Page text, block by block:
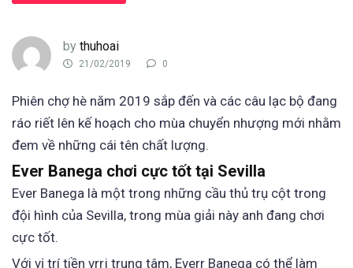
by thuhoai
21/02/2019 0
Phiên chợ hè năm 2019 sắp đến và các câu lạc bộ đang
ráo riết lên kế hoạch cho mùa chuyển nhượng mới nhằm
đem về những cái tên chất lượng.
Ever Banega chơi cực tốt tại Sevilla
Ever Banega là một trong những cầu thủ trụ cột trong
đội hình của Sevilla, trong mùa giải này anh đang chơi
cực tốt.
Với vị trí tiền vrrj trung tâm, Everr Banega có thể làm